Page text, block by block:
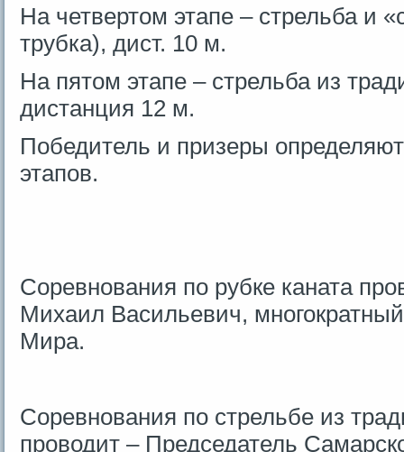
На четвертом этапе – стрельба и
трубка), дист. 10 м.
На пятом этапе – стрельба из
дистанция 12 м.
Победитель и призеры
этапов.
Соревнования по рубке каната
Михаил Васильевич,
Мира.
Соревнования по стрельбе из
проводит – Председатель